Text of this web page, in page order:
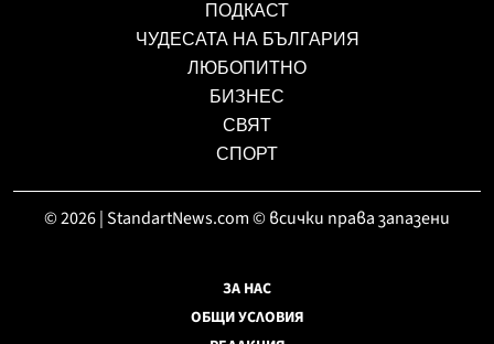
ПОДКАСТ
ЧУДЕСАТА НА БЪЛГАРИЯ
ЛЮБОПИТНО
БИЗНЕС
СВЯТ
СПОРТ
© 2026 | StandartNews.com © всички права запазени
ЗА НАС
ОБЩИ УСЛОВИЯ